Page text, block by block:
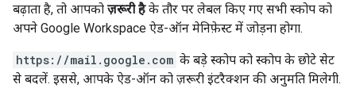
बढ़ाता है, तो आपको ज़रूरी हैके तौर पर लेबल किए गए सभी स्कोप को
अपने Google Workspace ऐड-ऑन मेनिफ़ेस्ट में जोड़ना होगा.
https://mail.google.com के बड़े स्कोप को स्कोप के छोटे सेट
से बदलें. इससे, आपके ऐड-ऑन को ज़रूरी इंटरैक्शन की अनुमति मिलेगी.